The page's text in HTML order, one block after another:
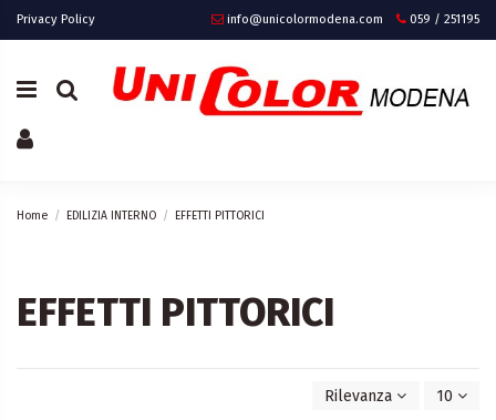
Privacy Policy info@unicolormodena.com 059 / 251195
Home EDILIZIA INTERNO EFFETTI PITTORICI
EFFETTI PITTORICI
Rilevanza 10